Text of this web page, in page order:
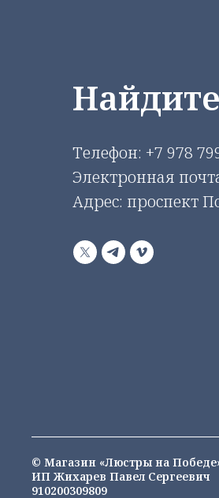
Телефон: +7 978
Электронная
Адрес: проспект
© Магазин «Люстры на
ИП Жихарев Павел Сергеевич
910200309809